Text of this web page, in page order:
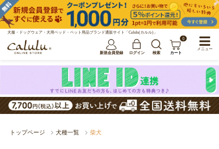
犬服・ドッグウェア・犬用ベッド・ペット用品ブランド通販サイト「Calulu(カルル)」
新規会員登録 ログイン 検索
0
カート
トップページ 犬種一覧 柴犬
メニュー